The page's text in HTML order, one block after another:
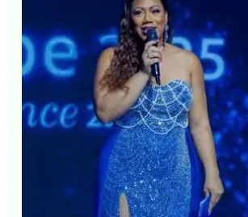
France. Société. La loi Taubira
Mairie du 6e pour ses 25 ans
Laisser un commentaire •CMA Actu
• Par
Agnès Mathey•29 juillet 2026